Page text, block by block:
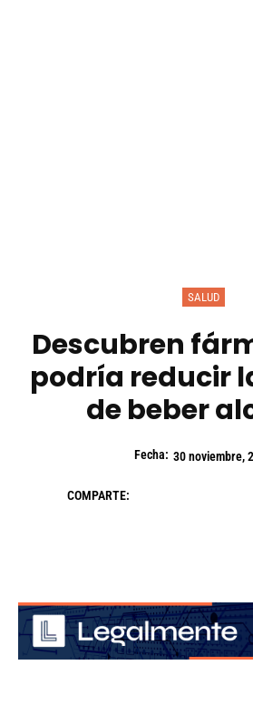
SALUD
Descubren
podría reducir
de beber
Fecha: 30 noviembre,
COMPARTE: